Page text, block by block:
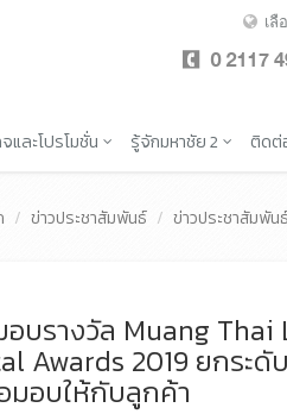
เลื
และโปรโมชั่น รู้จักมหาชัย 2 ติดต่
ข่าวประชาสัมพันธ์ ข่าวประชาสัมพั
บรางวัล Muang Thai
Awards 2019 ยกระดั
มอบให้กับลูกค้า